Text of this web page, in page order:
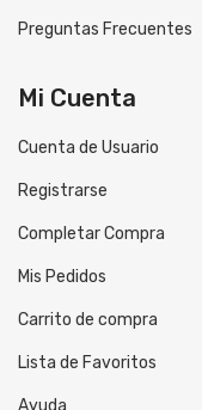
Preguntas Frecuentes
Mi Cuenta
Cuenta de Usuario
Registrarse
Completar Compra
Mis Pedidos
Carrito de compra
Lista de Favoritos
Ayuda